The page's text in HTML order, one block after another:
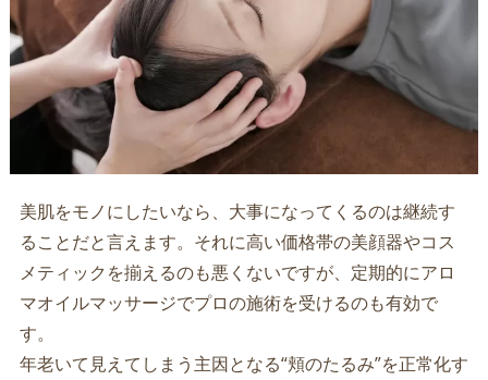
美肌をモノにしたいなら、大事になってくるのは継続す
ることだと言えます。それに高い価格帯の美顔器やコス
メティックを揃えるのも悪くないですが、定期的にアロ
マオイルマッサージでプロの施術を受けるのも有効で
す。
年老いて見えてしまう主因となる“頬のたるみ”を正常化す